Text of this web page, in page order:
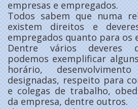
empresas e empregados.
Todos sabem que numa
existem direitos e
empregados quanto para os
Dentre vários deveres
podemos exemplificar
horário,
designadas, respeito para
e colegas de trabalho,
da empresa, dentre outros.